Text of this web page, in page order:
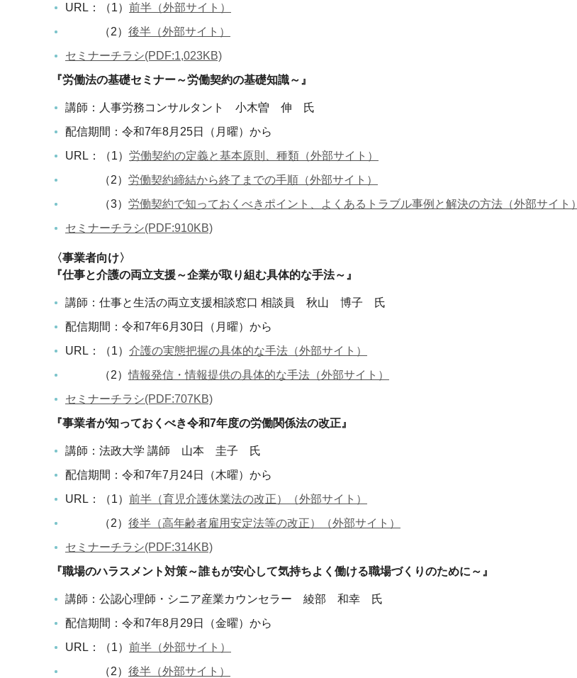
URL：（1） 前半（外部サイト）
（2） 後半（外部サイト）
セミナーチラシ(PDF:1,023KB)
『労働法の基礎セミナー～労働契約の基礎知識～』
講師：人事労務コンサルタント 小木曽 伸 氏
配信期間：令和7年8月25日（月曜）から
URL：（1） 労働契約の定義と基本原則、種類（外部サイト）
（2） 労働契約締結から終了までの手順（外部サイト）
（3） 労働契約で知っておくべきポイント、よくあるトラブル事例と解決の方法（外部サイト）
セミナーチラシ(PDF:910KB)
〈事業者向け〉
『仕事と介護の両立支援～企業が取り組む具体的な手法～』
講師：仕事と生活の両立支援相談窓口 相談員 秋山 博子 氏
配信期間：令和7年6月30日（月曜）から
URL：（1） 介護の実態把握の具体的な手法（外部サイト）
（2）情報発信・情報提供の具体的な手法（外部サイト）
セミナーチラシ(PDF:707KB)
『事業者が知っておくべき令和7年度の労働関係法の改正』
講師：法政大学 講師 山本 圭子 氏
配信期間：令和7年7月24日（木曜）から
URL：（1） 前半（育児介護休業法の改正）（外部サイト）
（2） 後半（高年齢者雇用安定法等の改正）（外部サイト）
セミナーチラシ(PDF:314KB)
『職場のハラスメント対策～誰もが安心して気持ちよく働ける職場づくりのために～』
講師：公認心理師・シニア産業カウンセラー 綾部 和幸 氏
配信期間：令和7年8月29日（金曜）から
URL：（1） 前半（外部サイト）
（2） 後半（外部サイト）